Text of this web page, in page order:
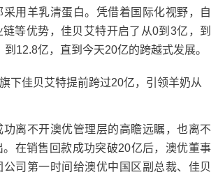
采用羊乳清蛋白。凭借着国际化视野，自
等优势，佳贝艾特开启了从0到3亿，到
12.8亿，直到今天20亿的跨越式发展。
不开澳优管理层的高瞻远瞩，也离不
在销售回款成功突破20亿后，澳优董事
公司第一时间给澳优中国区副总裁、佳贝